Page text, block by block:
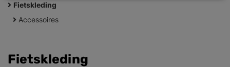
Fietskleding
Accessoires
Fietskleding